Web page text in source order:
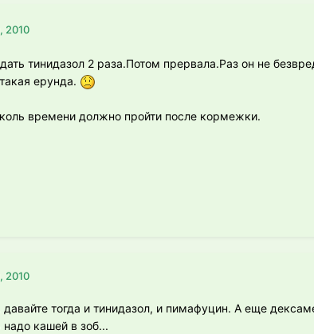
2010
тинидазол 2 раза.Потом прервала.Раз он не
ерунда.
времени должно пройти после кормежки.
2010
давайте тогда и тинидазол, и пимафуцин. А еще
надо кашей в зоб...